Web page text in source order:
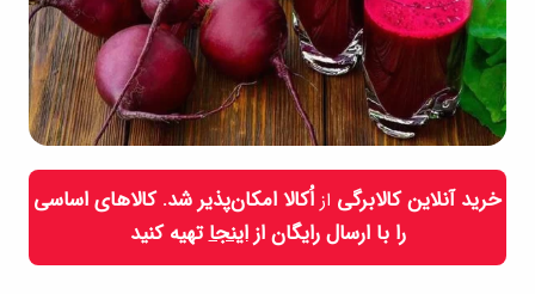
خرید آنلاین کالابرگی از اُکالا امکان‌پذیر شد. کالاهای اساسی
را با ارسال رایگان ازاینجاتهیه کنید